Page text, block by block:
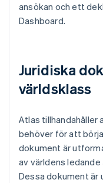
ansökan och ett
Dashboard.
Juridiska
världsklass
Atlas tillhandahåller
behöver för att
dokument är
av världens
Dessa dokument